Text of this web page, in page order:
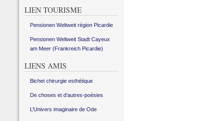
LIEN TOURISME
Pensionen Weltweit région Picardie
Pensionen Weltweit Stadt Cayeux
am Meer (Frankreich Picardie)
LIENS AMIS
Bichet chirurgie esthétique
De choses et d’autres-poésies
L’Univers imaginaire de Ode